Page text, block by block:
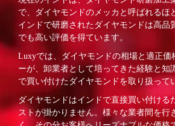
で、ダイヤモンドのメッカと呼ばれるほ
インドで研磨されたダイヤモンドは高品
でも高い評価を得ています。
Luxyでは、ダイヤモンドの相場と適正価
ーが、卸業者として培ってきた経験と知
で買い付けたダイヤモンドを取り扱って
ダイヤモンドはインドで直接買い付ける
ストが掛かりません。様々な業者間を行